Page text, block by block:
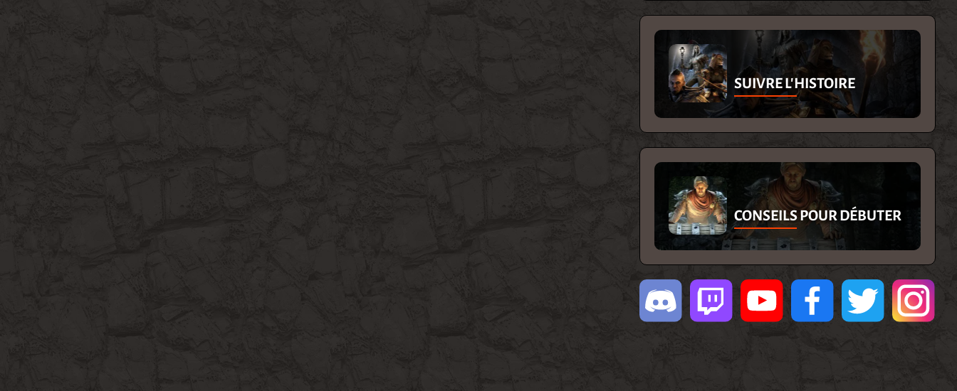
SUIVRE L'HISTOIRE
CONSEILS POUR DÉBUTER